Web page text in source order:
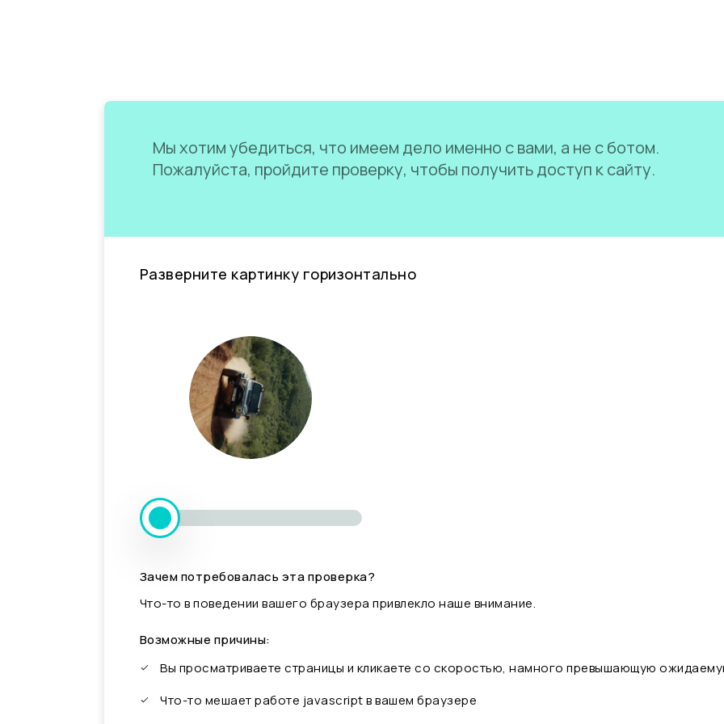
Мы хотим убедиться, что имеем дело именно с вами, а не с ботом.
Пожалуйста, пройдите проверку, чтобы получить доступ к сайту.
Разверните картинку горизонтально
Зачем потребовалась эта проверка?
Что-то в поведении вашего браузера привлекло наше внимание.
Возможные причины:
Вы просматриваете страницы и кликаете со скоростью, намного превышающую
Что-то мешает работе javascript в вашем браузере